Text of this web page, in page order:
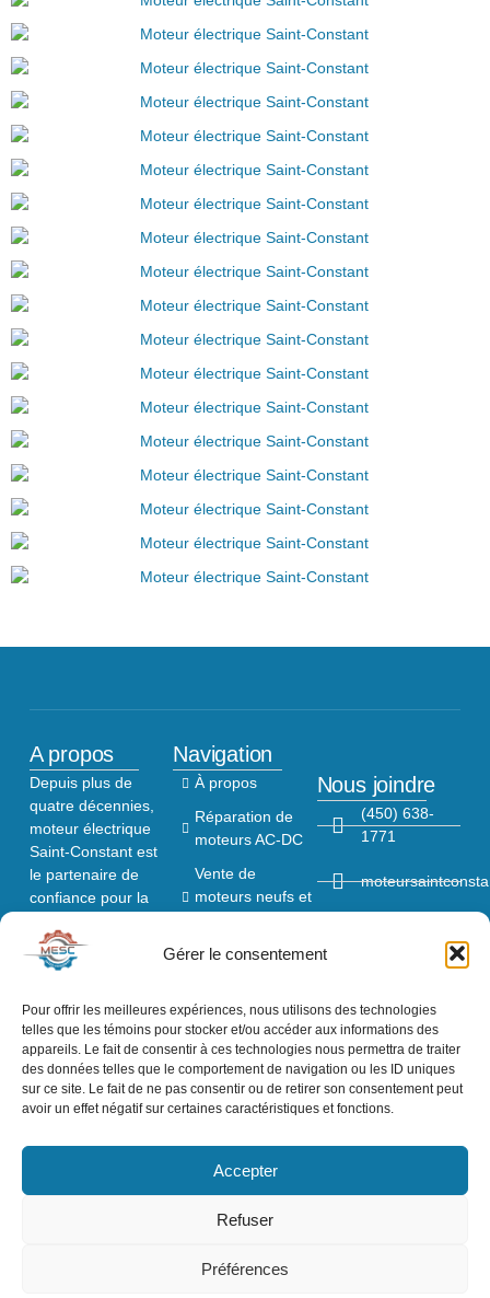
Gérer le consentement
Pour offrir les meilleures expériences, nous utilisons des technologies
telles que les témoins pour stocker et/ou accéder aux informations des
appareils. Le fait de consentir à ces technologies nous permettra de traiter
des données telles que le comportement de navigation ou les ID uniques
sur ce site. Le fait de ne pas consentir ou de retirer son consentement peut
avoir un effet négatif sur certaines caractéristiques et fonctions.
Accepter
Refuser
Préférences
A propos
Depuis plus de
quatre décennies,
moteur électrique
Saint-Constant est
le partenaire de
confiance pour la
réparation et
l’entretien des
Entreprise familiale
établie sur des
valeurs solides,
nous allions tradition
et innovation pour
fiables et durables à
Navigation
À propos
Réparation de
moteurs AC-DC
Vente de
moteurs neufs et
Garantie
confiance
Réalisations
Politique de
confidentialité
Nous joindre
(450) 638-
1771
J5C 1C1
Heures
d’ouverture
07h00 -
© 2025 Moteur électrique Saint-Constant | Tous droits réservés